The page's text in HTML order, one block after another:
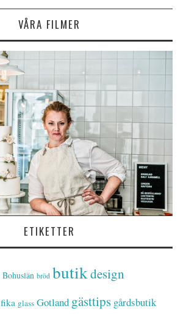
VÅRA FILMER
ETIKETTER
Bohuslän bröd butikdesign
fika glass Gotland gästtips gårdsbutik